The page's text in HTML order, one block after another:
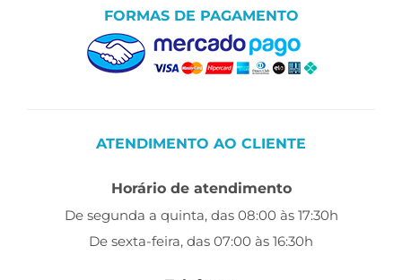
FORMAS DE PAGAMENTO
ATENDIMENTO AO CLIENTE
Horário de atendimento
De segunda a quinta, das 08:00 às 17:30h
De sexta-feira, das 07:00 às 16:30h